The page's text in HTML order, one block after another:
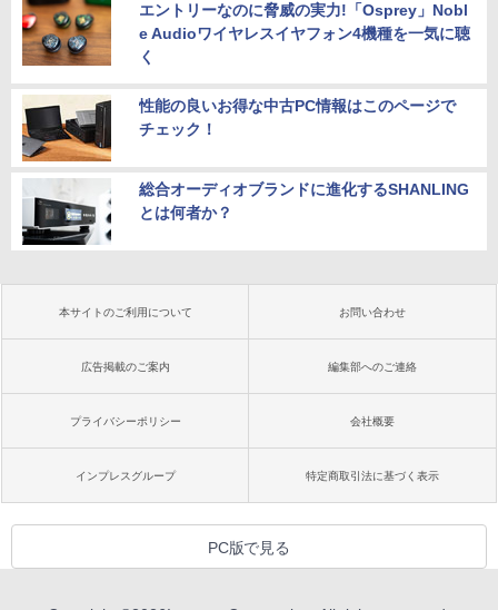
エントリーなのに脅威の実力!「Osprey」Nobl
e Audioワイヤレスイヤフォン4機種を一気に聴
く
性能の良いお得な中古PC情報はこのページで
チェック！
総合オーディオブランドに進化するSHANLING
とは何者か？
本サイトのご利用について お問い合わせ
広告掲載のご案内 編集部へのご連絡
プライバシーポリシー 会社概要
インプレスグループ 特定商取引法に基づく表示
PC版で見る